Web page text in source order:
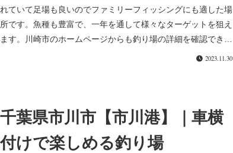
れていて足場も良いのでファミリーフィッシングにも適した場
所です。魚種も豊富で、一年を通して様々なターゲットを狙え
ます。川崎市のホームページからも釣り場の詳細を確認できま
2023.11.30
千葉県市川市【市川港】｜車横
付けで楽しめる釣り場